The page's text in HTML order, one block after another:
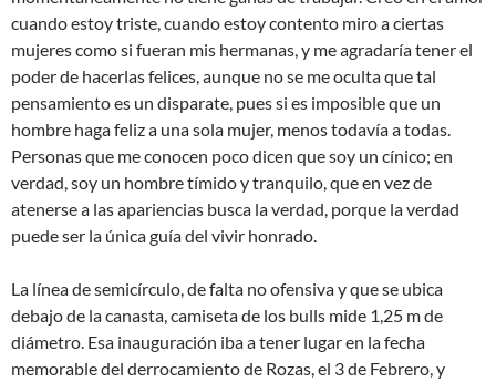
cuando estoy triste, cuando estoy contento miro a ciertas
mujeres como si fueran mis hermanas, y me agradaría tener el
poder de hacerlas felices, aunque no se me oculta que tal
pensamiento es un disparate, pues si es imposible que un
hombre haga feliz a una sola mujer, menos todavía a todas.
Personas que me conocen poco dicen que soy un cínico; en
verdad, soy un hombre tímido y tranquilo, que en vez de
atenerse a las apariencias busca la verdad, porque la verdad
puede ser la única guía del vivir honrado.
La línea de semicírculo, de falta no ofensiva y que se ubica
debajo de la canasta, camiseta de los bulls mide 1,25 m de
diámetro. Esa inauguración iba a tener lugar en la fecha
memorable del derrocamiento de Rozas, el 3 de Febrero, y